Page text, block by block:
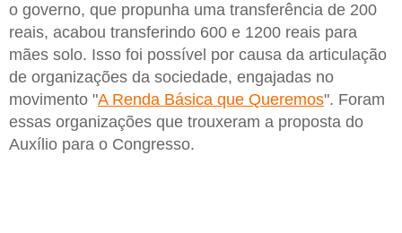
o governo, que propunha uma transferência de 200
reais, acabou transferindo 600 e 1200 reais para
mães solo. Isso foi possível por causa da articulação
de organizações da sociedade, engajadas no
movimento "A Renda Básica que Queremos". Foram
essas organizações que trouxeram a proposta do
Auxílio para o Congresso.